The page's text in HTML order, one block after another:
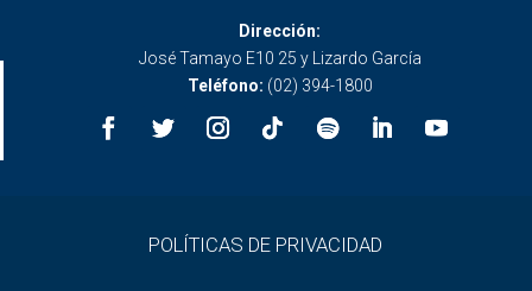
Dirección:
José Tamayo E10 25 y Lizardo García
Teléfono: (02) 394-1800
POLÍTICAS DE PRIVACIDAD